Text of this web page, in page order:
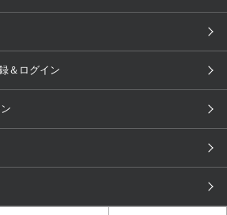
ワコールスタイル
人間科学研究開発センター見学
ワコールカルネアプリ使い方ガイ
＆ログイン